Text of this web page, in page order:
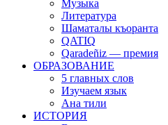
Музыка
Литература
Шаматалы къоранта
QATIQ
Qaradeñiz — премия
ОБРАЗОВАНИЕ
5 главных слов
Изучаем язык
Ана тили
ИСТОРИЯ